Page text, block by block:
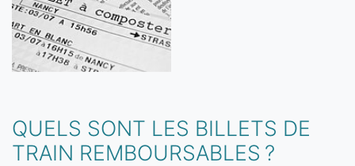
QUELS SONT LES BILLETS DE
TRAIN REMBOURSABLES ?